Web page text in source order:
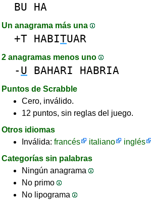
BU HA
Un anagrama más una
+T HABITUAR
2 anagramas menos uno
- U BAHARI HABRIA
Puntos de Scrabble
Cero, inválido.
12 puntos, sin reglas del juego.
Otros idiomas
Inválida: francés italiano inglés
Categorías sin palabras
Ningún anagrama
No primo
No lipograma